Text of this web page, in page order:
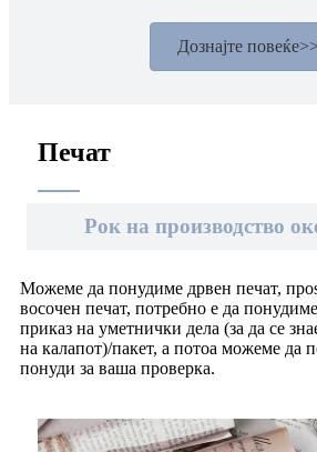
Дознајте повеќе>>
Печат
Рок на производство
Можеме да понудиме дрвен печат,
восочен печат, потребно е да
приказ на уметнички дела (за да се
на калапот)/пакет, а потоа можеме да
понуди за ваша проверка.